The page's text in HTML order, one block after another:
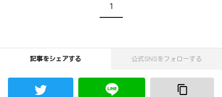
1現在のページ
記事をシェアする 公式SNSをフォローする